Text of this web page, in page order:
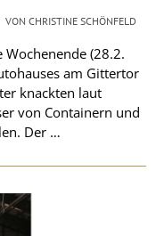
(28.2.
am Gittertor
knackten laut
von Containern und
Der …
VONCHRISTINE SCHÖNFELD